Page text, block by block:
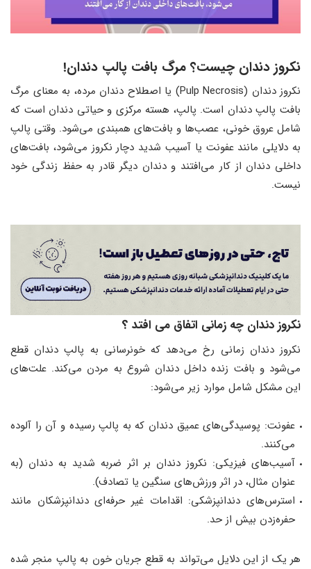
نکروز دندان چیست؟ مرگ بافت پالپ دندان!
نکروز دندان (Pulp Necrosis) یا اصطلاح دندان مرده، به معنای مرگ
بافت پالپ دندان است. پالپ، هسته مرکزی و حیاتی دندان است که
شامل عروق خونی، عصب‌ها و بافت‌های همبندی می‌شود. وقتی پالپ
به دلایلی مانند عفونت یا آسیب شدید دچار نکروز می‌شود، بافت‌های
داخلی دندان از کار می‌افتند و دندان دیگر قادر به حفظ زندگی خود
نیست.
نکروز دندان چه زمانی اتفاق می افتد ؟
نکروز دندان زمانی رخ می‌دهد که خونرسانی به پالپ دندان قطع
می‌شود و بافت زنده داخل دندان شروع به مردن می‌کند. علت‌های
این مشکل شامل موارد زیر می‌شود:
عفونت: پوسیدگی‌های عمیق دندان که به پالپ رسیده و آن را آلوده
می‌کنند.
آسیب‌های فیزیکی: نکروز دندان بر اثر ضربه شدید به دندان (به
عنوان مثال، در اثر ورزش‌های سنگین یا تصادف).
استرس‌های دندانپزشکی: اقدامات غیر حرفه‌ای دندانپزشکان مانند
حفره‌زدن بیش از حد.
هر یک از این دلایل می‌تواند به قطع جریان خون به پالپ منجر شده